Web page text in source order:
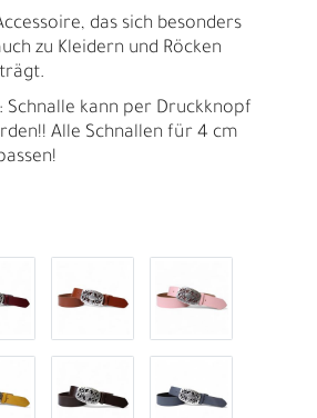
das sich besonders
zu Kleidern und Röcken
Schnalle kann per Druckknopf
Alle Schnallen für 4 cm